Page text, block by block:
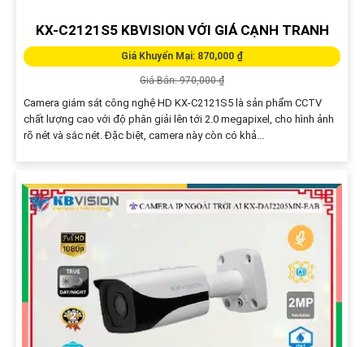
KX-C2121S5 KBVISION VỚI GIÁ CẠNH TRANH
Giá Khuyến Mại: 870,000 ₫
Giá Bán: 970,000 ₫
Camera giám sát công nghệ HD KX-C2121S5 là sản phẩm CCTV
chất lượng cao với độ phân giải lên tới 2.0 megapixel, cho hình ảnh
rõ nét và sắc nét. Đặc biệt, camera này còn có khả...